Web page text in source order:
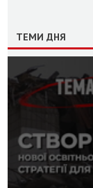
ТЕМИ ДНЯ